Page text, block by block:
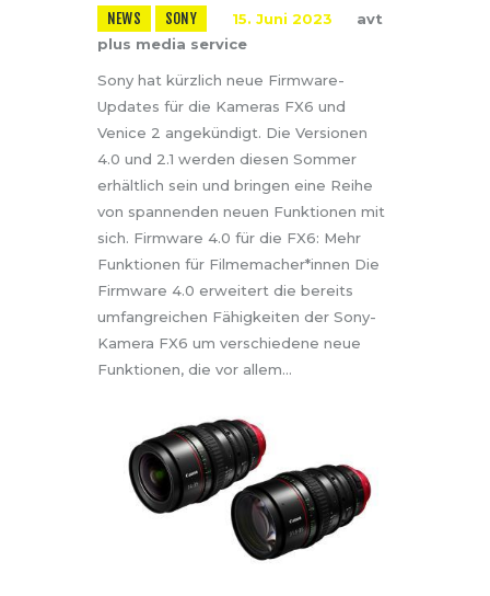
NEWS SONY 15. Juni 2023
avt
plus media service
Sony hat kürzlich neue Firmware-
Updates für die Kameras FX6 und
Venice 2 angekündigt. Die Versionen
4.0 und 2.1 werden diesen Sommer
erhältlich sein und bringen eine Reihe
von spannenden neuen Funktionen mit
sich. Firmware 4.0 für die FX6: Mehr
Funktionen für Filmemacher*innen Die
Firmware 4.0 erweitert die bereits
umfangreichen Fähigkeiten der Sony-
Kamera FX6 um verschiedene neue
Funktionen, die vor allem…